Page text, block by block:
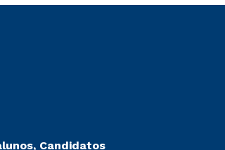
Candidatos